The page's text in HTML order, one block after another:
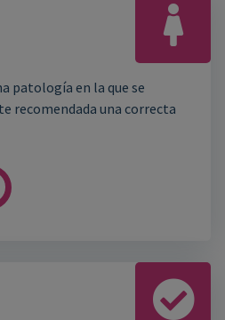
patología en la que se
recomendada una correcta